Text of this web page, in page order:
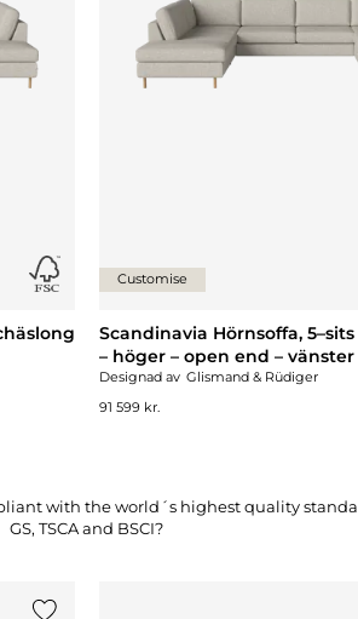
Customise
Scandinavia Hörnsoffa,
– höger – open end – vänster
Designad av Glismand & Rüdiger
91 599 kr.
with the world´s highest quality
GS, TSCA and BSCI?